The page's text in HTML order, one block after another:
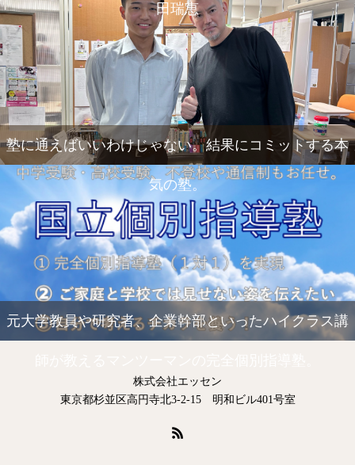
田瑞恵
塾に通えばいいわけじゃない。結果にコミットする本
気の塾。
元大学教員や研究者、企業幹部といったハイクラス講
株式会社エッセン
東京都杉並区高円寺北3-2-15 明和ビル401号室